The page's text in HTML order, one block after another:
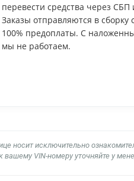
перевести средства через СБП
Заказы отправляются в сборку
100% предоплаты. С
мы не работаем.
носит исключительно
вашему VIN-номеру уточняйте у